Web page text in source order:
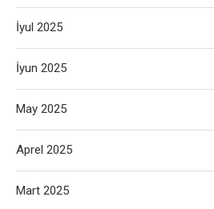
İyul 2025
İyun 2025
May 2025
Aprel 2025
Mart 2025